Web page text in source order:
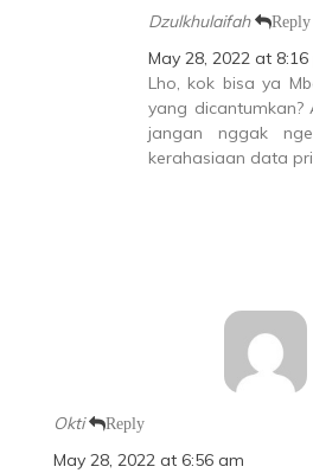
Dzulkhulaifah Reply
May 28, 2022 at
Lho, kok bisa ya
yang
jangan nggak
kerahasiaan data
Okti Reply
May 28, 2022 at 6:56 am